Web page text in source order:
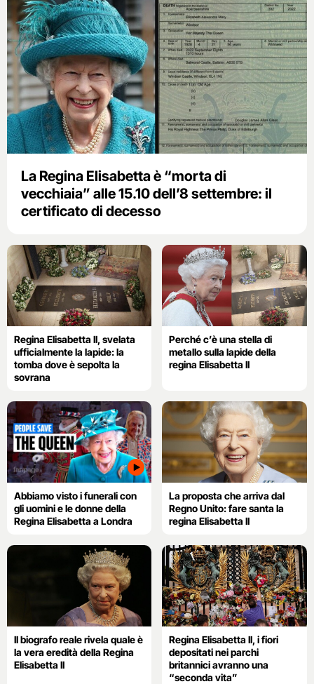
La Regina Elisabetta è “morta di
vecchiaia” alle 15.10 dell’8 settembre: il
certificato di decesso
Regina Elisabetta II, svelata
ufficialmente la lapide: la
tomba dove è sepolta la
sovrana
Perché c’è una stella di
metallo sulla lapide della
regina Elisabetta II
Abbiamo visto i funerali con
gli uomini e le donne della
Regina Elisabetta a Londra
La proposta che arriva dal
Regno Unito: fare santa la
regina Elisabetta II
Il biografo reale rivela quale è
la vera eredità della Regina
Elisabetta II
Regina Elisabetta II, i fiori
depositati nei parchi
britannici avranno una
“seconda vita”